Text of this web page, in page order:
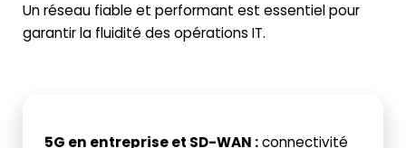
Un réseau fiable et performant est essentiel pour
garantir la fluidité des opérations IT.
5G en entreprise et SD-WAN : connectivité